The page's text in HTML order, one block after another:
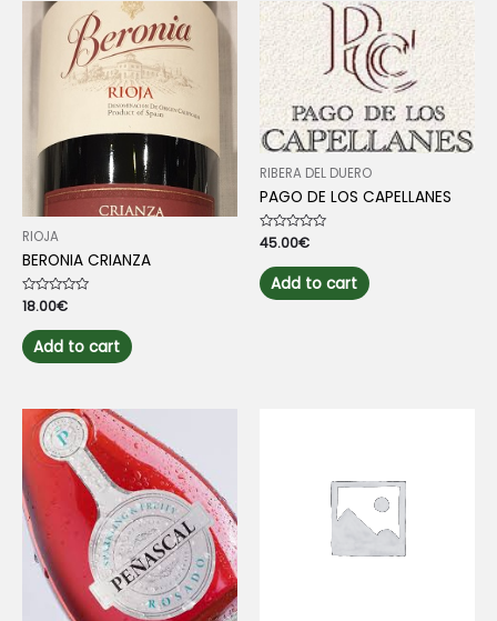
RIOJA
BERONIA CRIANZA
Rated
0
out
of
5
18.00€
Add to cart
RIBERA DEL DUERO
PAGO DE LOS CAPELLANES
Rated
0
out
of
5
45.00€
Add to cart